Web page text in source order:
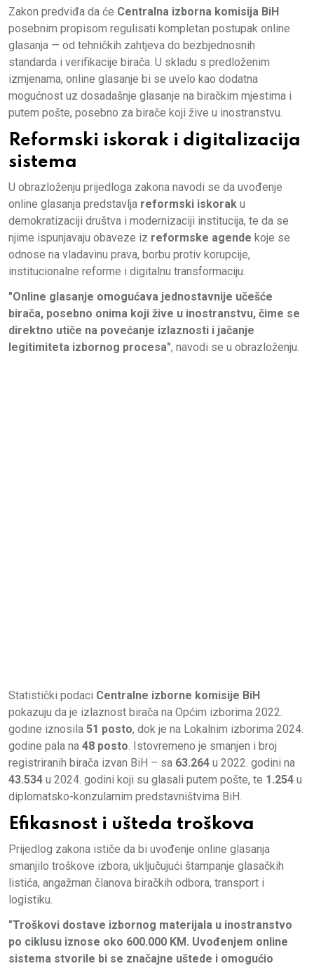
Zakon predviđa da će Centralna izborna komisija BiH
posebnim propisom regulisati kompletan postupak online
glasanja — od tehničkih zahtjeva do bezbjednosnih
standarda i verifikacije birača. U skladu s predloženim
izmjenama, online glasanje bi se uvelo kao dodatna
mogućnost uz dosadašnje glasanje na biračkim mjestima i
putem pošte, posebno za birače koji žive u inostranstvu.
Reformski iskorak i digitalizacija
sistema
U obrazloženju prijedloga zakona navodi se da uvođenje
online glasanja predstavlja reformski iskorak u
demokratizaciji društva i modernizaciji institucija, te da se
njime ispunjavaju obaveze iz reformske agende koje se
odnose na vladavinu prava, borbu protiv korupcije,
institucionalne reforme i digitalnu transformaciju.
"Online glasanje omogućava jednostavnije učešće
birača, posebno onima koji žive u inostranstvu, čime se
direktno utiče na povećanje izlaznosti i jačanje
legitimiteta izbornog procesa", navodi se u obrazloženju.
Statistički podaci Centralne izborne komisije BiH
pokazuju da je izlaznost birača na Općim izborima 2022.
godine iznosila 51 posto, dok je na Lokalnim izborima 2024.
godine pala na 48 posto. Istovremeno je smanjen i broj
registriranih birača izvan BiH – sa 63.264 u 2022. godini na
43.534 u 2024. godini koji su glasali putem pošte, te 1.254 u
diplomatsko-konzularnim predstavništvima BiH.
Efikasnost i ušteda troškova
Prijedlog zakona ističe da bi uvođenje online glasanja
smanjilo troškove izbora, uključujući štampanje glasačkih
listića, angažman članova biračkih odbora, transport i
logistiku.
"Troškovi dostave izbornog materijala u inostranstvo
po ciklusu iznose oko 600.000 KM. Uvođenjem online
sistema stvorile bi se značajne uštede i omogućio